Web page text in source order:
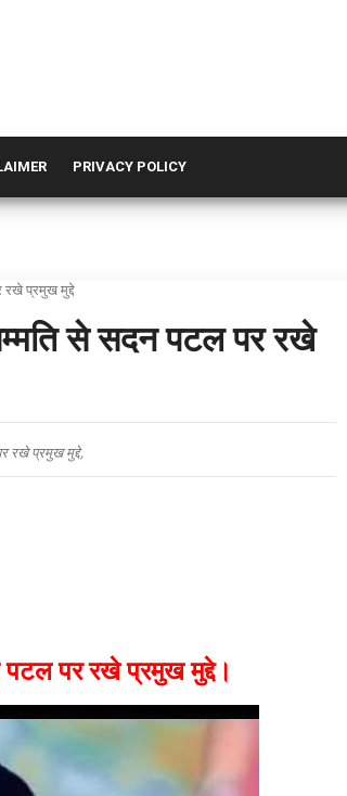
PRIVACY POLICY
रखे प्रमुख मुद्दे
से सदन पटल पर रखे
रखे प्रमुख मुद्दे,
पटल पर रखे प्रमुख मुद्दे।